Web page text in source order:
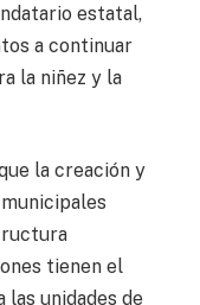
estatal,
a continuar
la niñez y la
la creación y
tienen el
unidades de